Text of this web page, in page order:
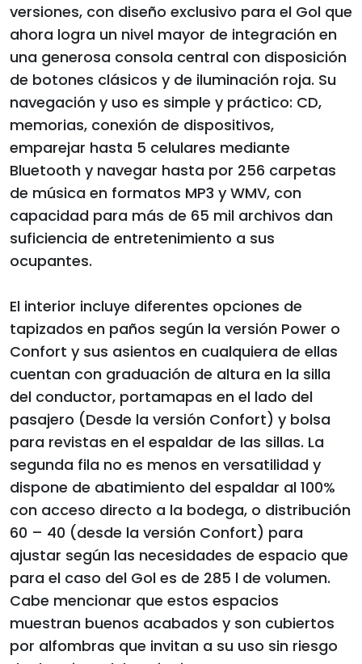
versiones, con diseño exclusivo para el Gol que
ahora logra un nivel mayor de integración en
una generosa consola central con disposición
de botones clásicos y de iluminación roja. Su
navegación y uso es simple y práctico: CD,
memorias, conexión de dispositivos,
emparejar hasta 5 celulares mediante
Bluetooth y navegar hasta por 256 carpetas
de música en formatos MP3 y WMV, con
capacidad para más de 65 mil archivos dan
suficiencia de entretenimiento a sus
ocupantes.
El interior incluye diferentes opciones de
tapizados en paños según la versión Power o
Confort y sus asientos en cualquiera de ellas
cuentan con graduación de altura en la silla
del conductor, portamapas en el lado del
pasajero (Desde la versión Confort) y bolsa
para revistas en el espaldar de las sillas. La
segunda fila no es menos en versatilidad y
dispone de abatimiento del espaldar al 100%
con acceso directo a la bodega, o distribución
60 – 40 (desde la versión Confort) para
ajustar según las necesidades de espacio que
para el caso del Gol es de 285 l de volumen.
Cabe mencionar que estos espacios
muestran buenos acabados y son cubiertos
por alfombras que invitan a su uso sin riesgo